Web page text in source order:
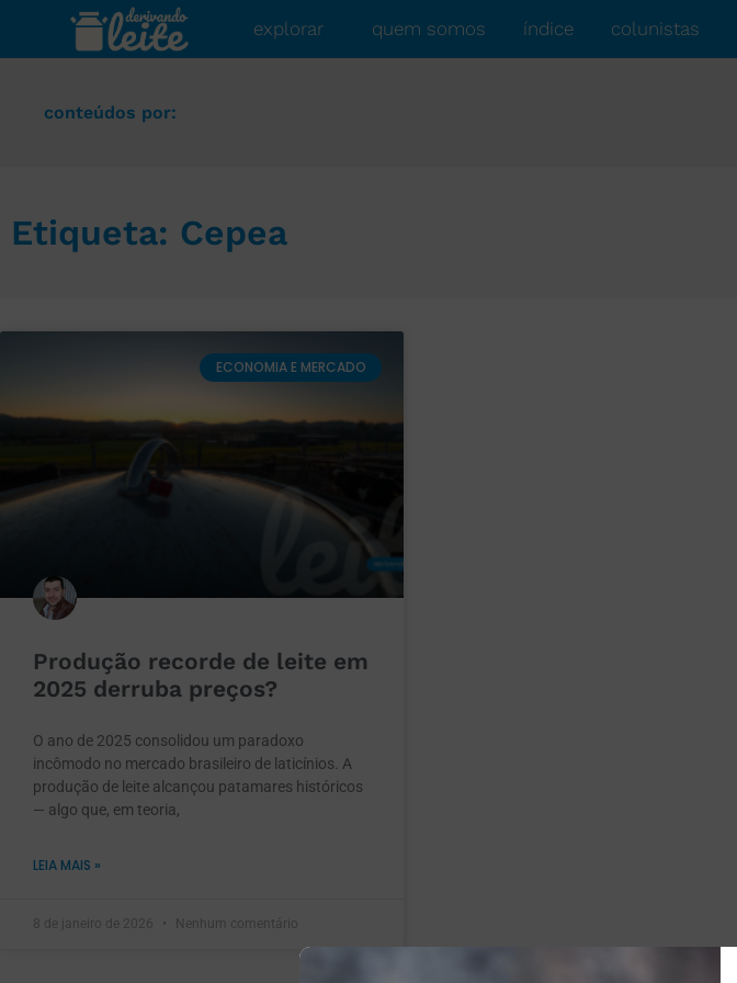
explorar quem somos índice colunistas
conteúdos por:
Etiqueta: Cepea
ECONOMIA E MERCADO
Produção recorde de leite em
2025 derruba preços?
O ano de 2025 consolidou um paradoxo
incômodo no mercado brasileiro de laticínios. A
produção de leite alcançou patamares históricos
— algo que, em teoria,
LEIA MAIS »
8 de janeiro de 2026 Nenhum comentário